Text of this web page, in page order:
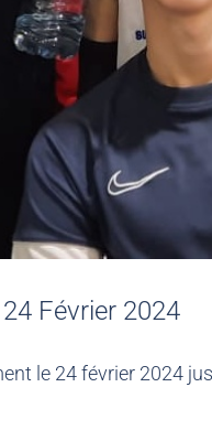
Février 2024
le 24 février 2024